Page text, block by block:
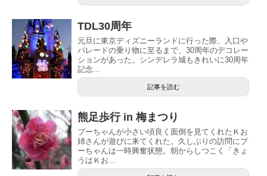
TDL30周年
元旦に東京ディズニーランドに行った際、入口や
パレードの乗り物に至るまで、30周年のデコレー
ションがあった。シンデレラ城もきれいに30周年
記念...
記事を読む
熊足歩行 in 梅まつり
プーちゃんが小さい頃良く面倒を見てくれたＫお
姉さんが遊びに来てくれた。久しぶりの訪問にプ
ーちゃんは一時興奮状態。朝からしつこく「きょ
うはＫお...